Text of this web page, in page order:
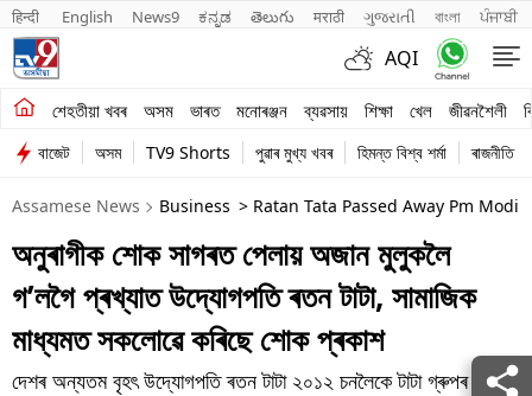
हिन्दी English News9 ಕನ್ನಡ తెలుగు मराठी ગુજરાતી বাংলা ਪੰਜਾਬੀ
AQI
শেহতীয়া খবৰ অসম ভাৰত মনোৰঞ্জন ব্যৱসায় শিক্ষা খেল জীৱনশৈলী
শেহতীয়া খবৰ
অসম
ভাৰত
মনোৰঞ্জন
শিক্ষা
বাজেট অসম TV9 Shorts পুৱাৰ মুখ্য খবৰ হিমন্ত বিশ্ব শৰ্মা ৰাজনীতি
Assamese News Business > Ratan Tata Passed Away Pm
অনুৰাগীক শোক সাগৰত পেলায় অজান মুলুকলৈ
গ’লগৈ প্ৰখ্যাত উদ্যোগপতি ৰতন টাটা, সামাজিক
মাধ্যমত সকলোৱে কৰিছে শোক প্ৰকাশ
দেশৰ অন্যতম বৃহৎ উদ্যোগপতি ৰতন টাটা ২০১২ চনলৈকে টাটা গ্ৰুপৰ মুৰব্বী